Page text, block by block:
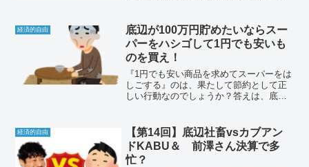
て紹介しています。
経済的自由
底辺が100万円貯めたいならスー
パーをハシゴして1円でも安いも
のを買え！
『1円でも安い商品を求めてスーパーをは
しごする』のは、果たして節約として正
しい行動なのでしょうか？答えは、底辺
経済的自由
【第14回】底辺社畜vsカブアン
ドKABU＆ 前澤さん決算で多
忙？